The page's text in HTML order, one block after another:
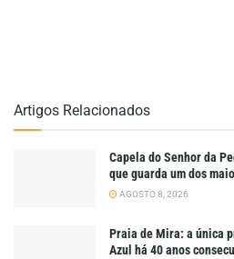
Artigos Relacionados
Capela do Senhor da
que guarda um dos
AGOSTO 8, 2026
Praia de Mira: a única
Azul há 40 anos